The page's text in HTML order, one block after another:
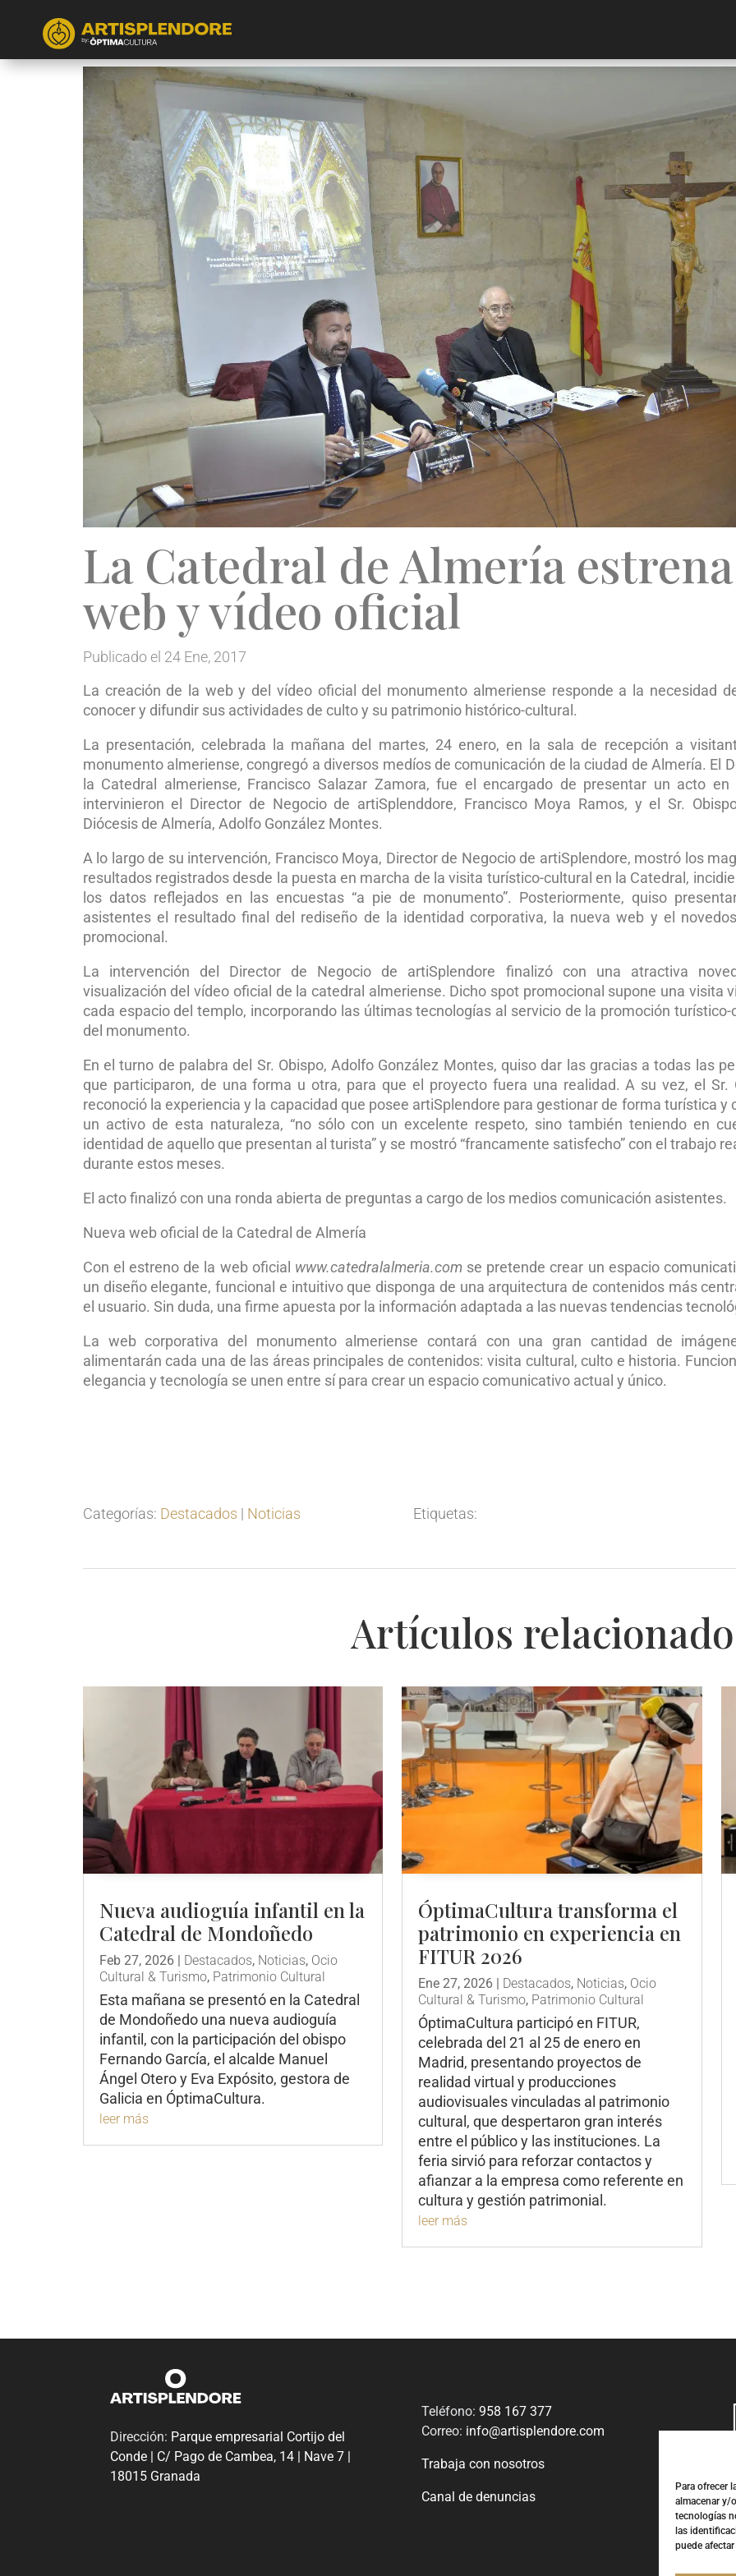
Para ofrecer
almacenar y/
tecnologías
las
puede
La Catedral de Almería estrena
web y vídeo oficial
Publicado el 24 Ene, 2017
La creación de la web y del vídeo oficial del monumento almeriense responde a la necesidad
conocer y difundir sus actividades de culto y su patrimonio histórico-cultural.
La presentación, celebrada la mañana del martes, 24 enero, en la sala de recepción a
monumento almeriense, congregó a diversos medíos de comunicación de la ciudad de Almería. El
la Catedral almeriense, Francisco Salazar Zamora, fue el encargado de presentar un acto
intervinieron el Director de Negocio de artiSplenddore, Francisco Moya Ramos, y el Sr.
Diócesis de Almería, Adolfo González Montes.
A lo largo de su intervención, Francisco Moya, Director de Negocio de artiSplendore, mostró los
resultados registrados desde la puesta en marcha de la visita turístico-cultural en la Catedral,
los datos reflejados en las encuestas “a pie de monumento”. Posteriormente, quiso
asistentes el resultado final del rediseño de la identidad corporativa, la nueva web y el
promocional.
La intervención del Director de Negocio de artiSplendore finalizó con una atractiva
visualización del vídeo oficial de la catedral almeriense. Dicho spot promocional supone una visita
cada espacio del templo, incorporando las últimas tecnologías al servicio de la promoción turístico-
del monumento.
En el turno de palabra del Sr. Obispo, Adolfo González Montes, quiso dar las gracias a todas las
que participaron, de una forma u otra, para que el proyecto fuera una realidad. A su vez, el Sr.
reconoció la experiencia y la capacidad que posee artiSplendore para gestionar de forma turística y
un activo de esta naturaleza, “no sólo con un excelente respeto, sino también teniendo en
identidad de aquello que presentan al turista” y se mostró “francamente satisfecho” con el trabajo
durante estos meses.
El acto finalizó con una ronda abierta de preguntas a cargo de los medios comunicación asistentes.
Nueva web oficial de la Catedral de Almería
Con el estreno de la web oficial www.catedralalmeria.comse pretende crear un espacio
un diseño elegante, funcional e intuitivo que disponga de una arquitectura de contenidos más
el usuario. Sin duda, una firme apuesta por la información adaptada a las nuevas tendencias
La web corporativa del monumento almeriense contará con una gran cantidad de
alimentarán cada una de las áreas principales de contenidos: visita cultural, culto e historia.
elegancia y tecnología se unen entre sí para crear un espacio comunicativo actual y único.
Categorías: Destacados | Noticias Etiquetas:
Artículos
Nueva audioguía infantil en la
Catedral de Mondoñedo
Feb 27, 2026| Destacados, Noticias, Ocio
Cultural & Turismo, Patrimonio Cultural
Esta mañana se presentó en la Catedral
de Mondoñedo una nueva audioguía
infantil, con la participación del obispo
Fernando García, el alcalde Manuel
Ángel Otero y Eva Expósito, gestora de
Galicia en ÓptimaCultura.
leer más
ÓptimaCultura transforma el
patrimonio en experiencia en
FITUR 2026
Ene 27, 2026 | Destacados, Noticias, Ocio
Cultural & Turismo, Patrimonio Cultural
ÓptimaCultura participó en FITUR,
celebrada del 21 al 25 de enero en
Madrid, presentando proyectos de
realidad virtual y producciones
audiovisuales vinculadas al patrimonio
cultural, que despertaron gran interés
entre el público y las instituciones. La
feria sirvió para reforzar contactos y
afianzar a la empresa como referente en
cultura y gestión patrimonial.
leer más
Dirección: Parque empresarial Cortijo del
Conde | C/ Pago de Cambea, 14 | Nave 7 |
18015 Granada
Teléfono: 958 167 377
Correo: info@artisplendore.com
Trabaja con nosotros
Canal de denuncias